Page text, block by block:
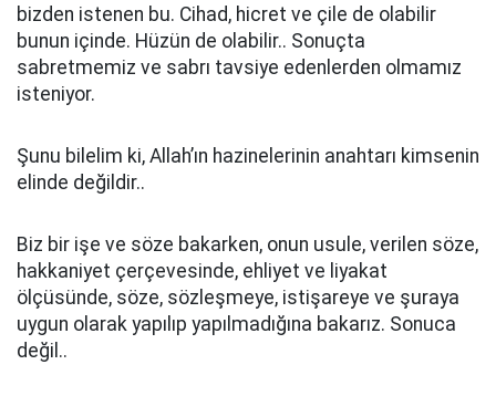
bizden istenen bu. Cihad, hicret ve çile de olabilir
bunun içinde. Hüzün de olabilir.. Sonuçta
sabretmemiz ve sabrı tavsiye edenlerden olmamız
isteniyor.
Şunu bilelim ki, Allah’ın hazinelerinin anahtarı kimsenin
elinde değildir..
Biz bir işe ve söze bakarken, onun usule, verilen söze,
hakkaniyet çerçevesinde, ehliyet ve liyakat
ölçüsünde, söze, sözleşmeye, istişareye ve şuraya
uygun olarak yapılıp yapılmadığına bakarız. Sonuca
değil..